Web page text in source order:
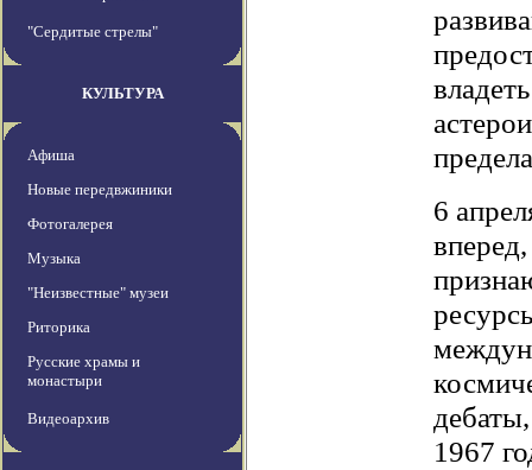
"Сердитые стрелы"
КУЛЬТУРА
Афиша
Новые передвжиники
Фотогалерея
Музыка
"Неизвестные" музеи
Риторика
Русские храмы и
монастыри
Видеоархив
6
1967